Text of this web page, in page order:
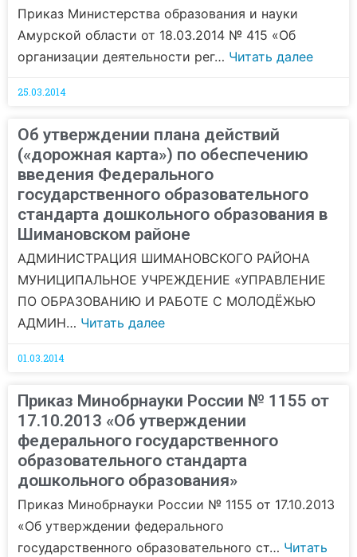
Приказ Министерства образования и науки
Амурской области от 18.03.2014 № 415 «Об
организации деятельности рег… Читать далее
25.03.2014
Об утверждении плана действий
(«дорожная карта») по обеспечению
введения Федерального
государственного образовательного
стандарта дошкольного образования в
Шимановском районе
АДМИНИСТРАЦИЯ ШИМАНОВСКОГО РАЙОНА
МУНИЦИПАЛЬНОЕ УЧРЕЖДЕНИЕ «УПРАВЛЕНИЕ
ПО ОБРАЗОВАНИЮ И РАБОТЕ С МОЛОДЁЖЬЮ
АДМИН… Читать далее
01.03.2014
Приказ Минобрнауки России № 1155 от
17.10.2013 «Об утверждении
федерального государственного
образовательного стандарта
дошкольного образования»
Приказ Минобрнауки России № 1155 от 17.10.2013
«Об утверждении федерального
государственного образовательного ст… Читать